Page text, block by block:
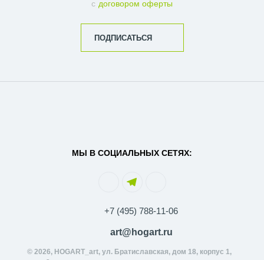
с договором оферты
ПОДПИСАТЬСЯ
МЫ В СОЦИАЛЬНЫХ СЕТЯХ:
+7 (495) 788-11-06
art@hogart.ru
© 2026, HOGART_art, ул. Братиславская, дом 18, корпус 1,